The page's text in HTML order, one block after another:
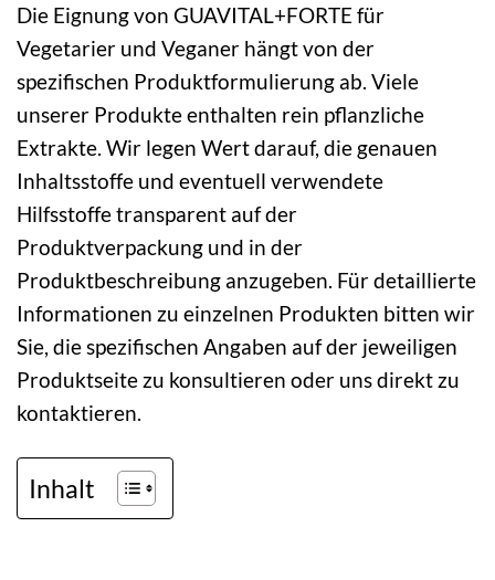
Die Eignung von GUAVITAL+FORTE für
Vegetarier und Veganer hängt von der
spezifischen Produktformulierung ab. Viele
unserer Produkte enthalten rein pflanzliche
Extrakte. Wir legen Wert darauf, die genauen
Inhaltsstoffe und eventuell verwendete
Hilfsstoffe transparent auf der
Produktverpackung und in der
Produktbeschreibung anzugeben. Für detaillierte
Informationen zu einzelnen Produkten bitten wir
Sie, die spezifischen Angaben auf der jeweiligen
Produktseite zu konsultieren oder uns direkt zu
kontaktieren.
Inhalt